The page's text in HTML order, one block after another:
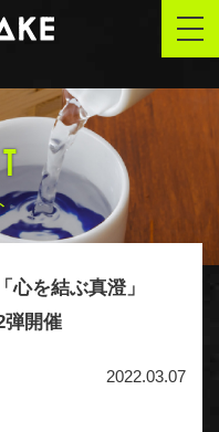
心を結ぶ真澄」
弾開催
2022.03.07